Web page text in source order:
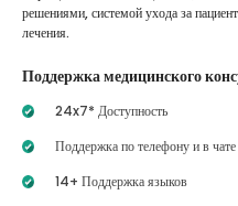
решениями, системой ухода за
лечения.
Поддержка медицинского
24x7* Доступность
Поддержка по телефону и в чате
14+ Поддержка языков